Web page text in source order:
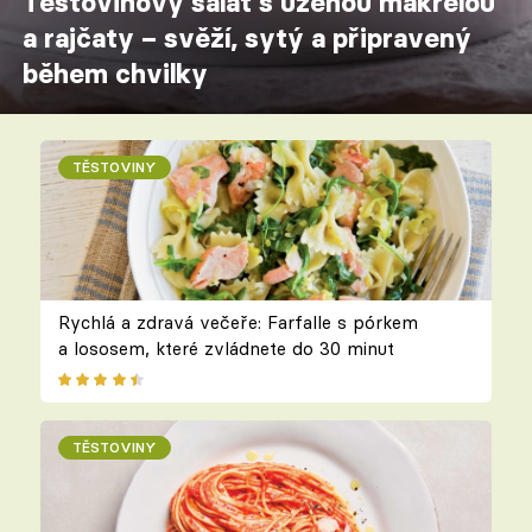
a rajčaty – svěží, sytý a připravený
během chvilky
TĚSTOVINY
Rychlá a zdravá večeře: Farfalle s pórkem
a lososem, které zvládnete do 30 minut
TĚSTOVINY